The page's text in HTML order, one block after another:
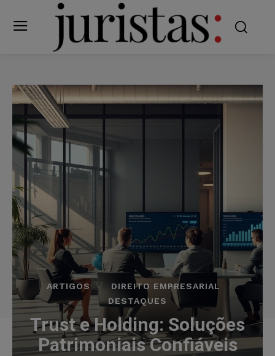
ARTIGOS
DIREITO EMPRESARIAL
DESTAQUES
Trust e Holding: Soluções
Patrimoniais Confiáveis